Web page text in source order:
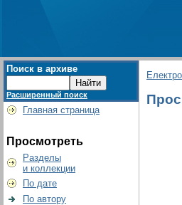
Поиск в архиве
Расширенный поиск
Главная страница
Просмотреть
Разделы
и коллекции
По дате
По автору